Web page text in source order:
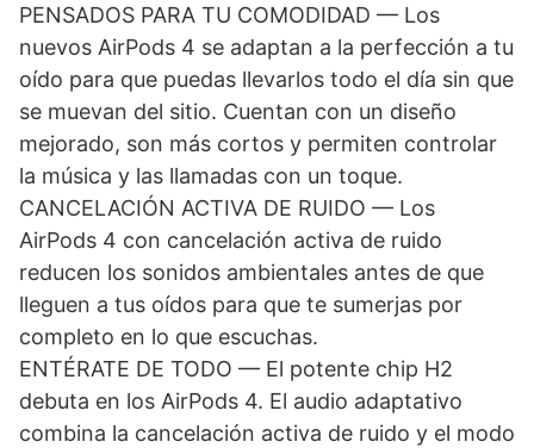
PENSADOS PARA TU COMODIDAD — Los
nuevos AirPods 4 se adaptan a la perfección a tu
oído para que puedas llevarlos todo el día sin que
se muevan del sitio. Cuentan con un diseño
mejorado, son más cortos y permiten controlar
la música y las llamadas con un toque.
CANCELACIÓN ACTIVA DE RUIDO — Los
AirPods 4 con cancelación activa de ruido
reducen los sonidos ambientales antes de que
lleguen a tus oídos para que te sumerjas por
completo en lo que escuchas.
ENTÉRATE DE TODO — El potente chip H2
debuta en los AirPods 4. El audio adaptativo
combina la cancelación activa de ruido y el modo